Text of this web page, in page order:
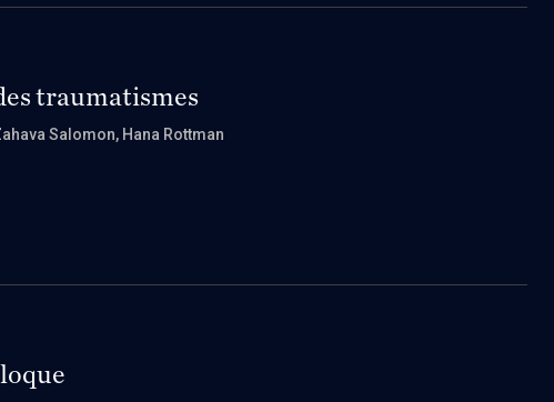
traumatismes
Salomon, Hana Rottman